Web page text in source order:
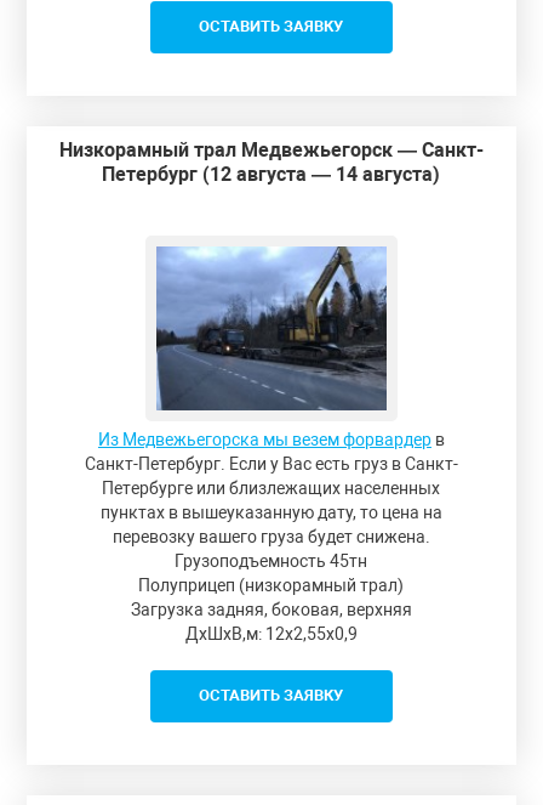
ОСТАВИТЬ ЗАЯВКУ
Низкорамный трал Медвежьегорск — Санкт-
Петербург (12 августа — 14 августа)
Из Медвежьегорска мы везем форвардерв
Санкт-Петербург. Если у Вас есть груз в Санкт-
Петербурге или близлежащих населенных
пунктах в вышеуказанную дату, то цена на
перевозку вашего груза будет снижена.
Грузоподъемность 45тн
Полуприцеп (низкорамный трал)
Загрузка задняя, боковая, верхняя
ДxШxВ,м: 12x2,55x0,9
ОСТАВИТЬ ЗАЯВКУ